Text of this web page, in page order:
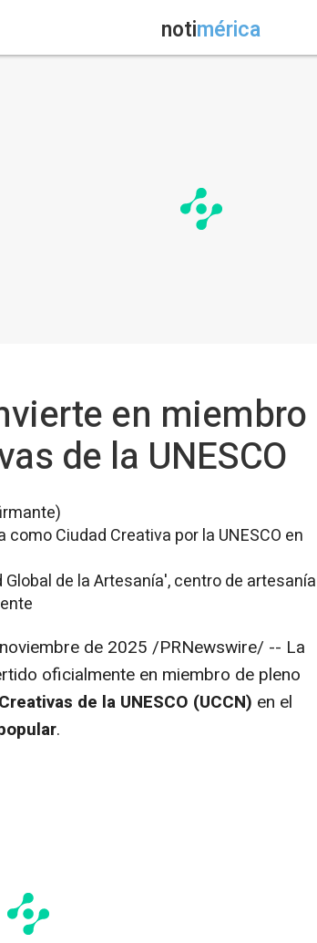
notimérica
en miembro
de la UNESCO
Ciudad Creativa por la UNESCO en
de la Artesanía', centro de artesanía
de 2025 /PRNewswire/ -- La
oficialmente en miembro de pleno
de la UNESCO (UCCN) en el
.